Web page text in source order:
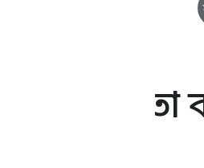
অভিজ্ঞতা